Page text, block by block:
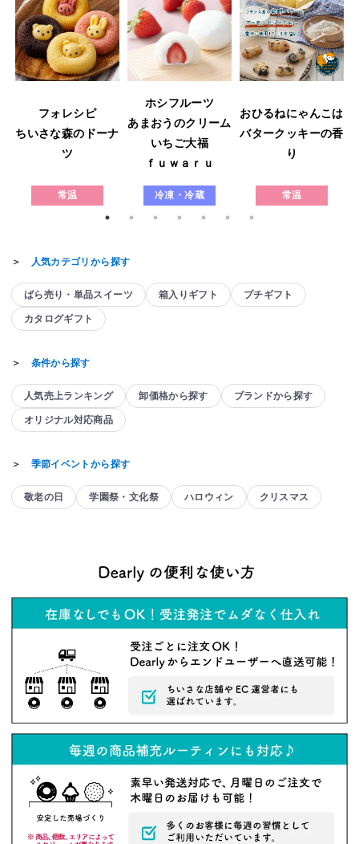
フォレシピ
ちいさな森のドーナ
ツ
常温
ホシフルーツ
あまおうのクリーム
いちご大福
ｆｕｗａｒｕ
冷凍・冷蔵
おひるねにゃんこは
バタークッキーの香
り
常温
＞ 人気カテゴリから探す
ばら売り・単品スイーツ 箱入りギフト プチギフト
カタログギフト
＞ 条件から探す
人気売上ランキング 卸価格から探す ブランドから探す
オリジナル対応商品
＞ 季節イベントから探す
敬老の日 学園祭・文化祭 ハロウィン クリスマス